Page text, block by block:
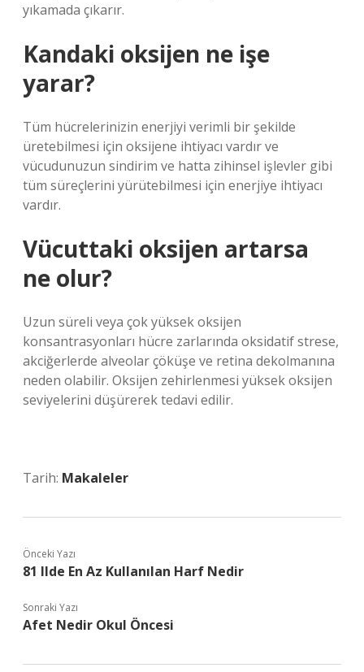
yıkamada çıkarır.
Kandaki oksijen ne işe
yarar?
Tüm hücrelerinizin enerjiyi verimli bir şekilde
üretebilmesi için oksijene ihtiyacı vardır ve
vücudunuzun sindirim ve hatta zihinsel işlevler gibi
tüm süreçlerini yürütebilmesi için enerjiye ihtiyacı
vardır.
Vücuttaki oksijen artarsa
ne olur?
Uzun süreli veya çok yüksek oksijen
konsantrasyonları hücre zarlarında oksidatif strese,
akciğerlerde alveolar çöküşe ve retina dekolmanına
neden olabilir. Oksijen zehirlenmesi yüksek oksijen
seviyelerini düşürerek tedavi edilir.
Tarih: Makaleler
Önceki Yazı
81 Ilde En Az Kullanılan Harf Nedir
Sonraki Yazı
Afet Nedir Okul Öncesi